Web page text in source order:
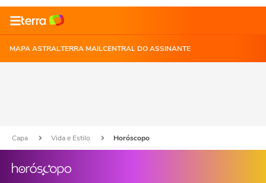
MAPA ASTRALTERRA MAILCENTRAL DO ASSINANTE
Capa Vida e Estilo Horóscopo